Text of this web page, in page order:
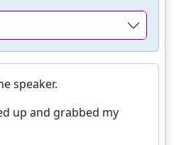
speaker.
up and grabbed my